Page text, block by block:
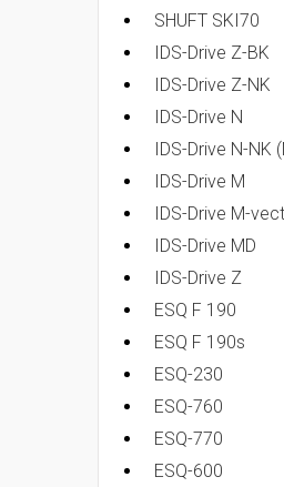
SHUFT SKI70
IDS-Drive Z-BK
IDS-Drive Z-NK
IDS-Drive N
IDS-Drive N-NK
IDS-Drive M
IDS-Drive M-
IDS-Drive MD
IDS-Drive Z
ESQ F 190
ESQ F 190s
ESQ-230
ESQ-760
ESQ-770
ESQ-600